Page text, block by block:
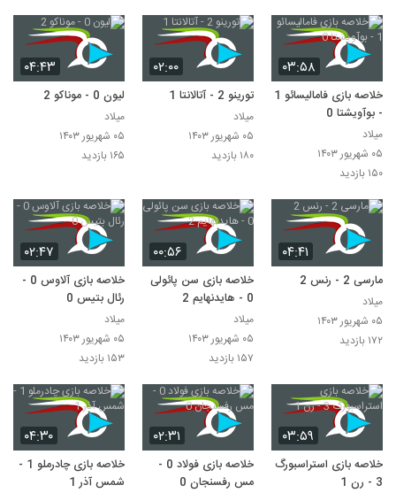
۰۳:۵۸
خلاصه بازی فامالیسائو 1
- بوآویشتا 0
میلاد
۰۵ شهریور ۱۴۰۳
۱۵۰ بازدید
۰۲:۰۰
تورینو 2 - آتالانتا 1
میلاد
۰۵ شهریور ۱۴۰۳
۱۸۰ بازدید
۰۴:۴۳
لیون 0 - موناکو 2
میلاد
۰۵ شهریور ۱۴۰۳
۱۶۵ بازدید
۰۴:۴۱
مارسی 2 - رنس 2
میلاد
۰۵ شهریور ۱۴۰۳
۱۷۲ بازدید
۰۰:۵۶
خلاصه بازی سن پائولی
0 - هایدنهایم 2
میلاد
۰۵ شهریور ۱۴۰۳
۱۵۷ بازدید
۰۲:۴۷
خلاصه بازی آلاوس 0 -
رئال بتیس 0
میلاد
۰۵ شهریور ۱۴۰۳
۱۵۳ بازدید
۰۳:۵۹
خلاصه بازی استراسبورگ
3 - رن 1
۰۲:۳۱
خلاصه بازی فولاد 0 -
مس رفسنجان 0
۰۴:۳۰
خلاصه بازی چادرملو 1 -
شمس آذر 1